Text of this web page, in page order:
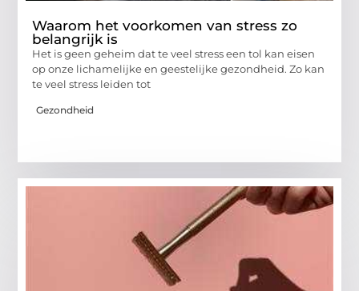
Waarom het voorkomen van stress zo
belangrijk is
Het is geen geheim dat te veel stress een tol kan eisen
op onze lichamelijke en geestelijke gezondheid. Zo kan
te veel stress leiden tot
Gezondheid